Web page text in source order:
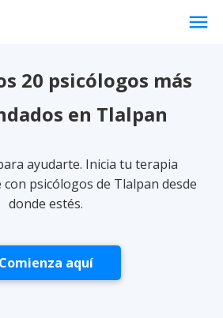
menu
20 psicólogos más
en Tlalpan
ayudarte. Inicia tu terapia
psicólogos de Tlalpan desde
donde estés.
Comienza aquí